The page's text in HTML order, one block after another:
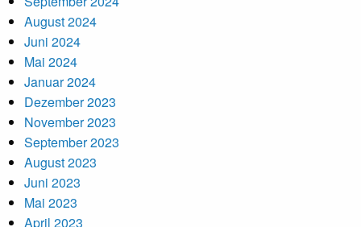
August 2024
Juni 2024
Mai 2024
Januar 2024
Dezember 2023
November 2023
September 2023
August 2023
Juni 2023
Mai 2023
April 2023